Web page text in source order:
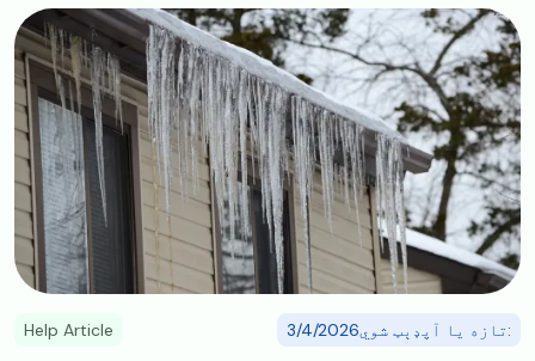
Image
:تازه یا آپډېټ شوي3/4/2026 Help Article